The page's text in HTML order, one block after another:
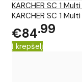
KARCHER SC 1
KARCHER SC 1
€84 99
Į krepšelį